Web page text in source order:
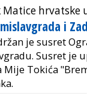
Matice hrvatske
i
je susret
Susret je
Tokića